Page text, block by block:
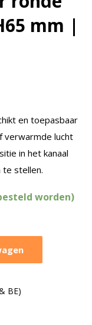
mm |
en toepasbaar
verwarmde lucht
in het kanaal
te stellen.
worden)
BE)